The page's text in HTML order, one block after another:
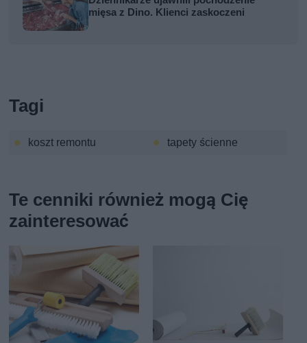
mięsa z Dino. Klienci zaskoczeni
Tagi
koszt remontu tapety ścienne
Te cenniki również mogą Cię
zainteresować